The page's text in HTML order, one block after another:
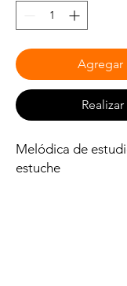
Agregar
Melódica de
estuche